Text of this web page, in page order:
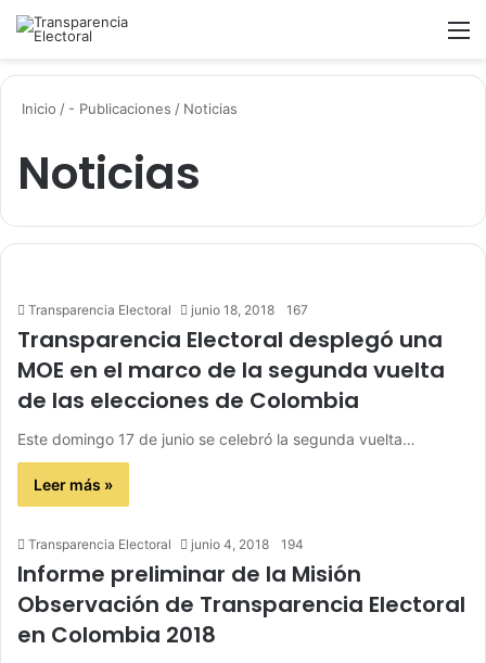
Inicio / - Publicaciones / Noticias
Noticias
Transparencia Electoral junio 18, 2018 167
Transparencia Electoral desplegó una
MOE en el marco de la segunda vuelta
de las elecciones de Colombia
Este domingo 17 de junio se celebró la segunda vuelta…
Leer más »
Transparencia Electoral junio 4, 2018 194
Informe preliminar de la Misión
Observación de Transparencia Electoral
en Colombia 2018